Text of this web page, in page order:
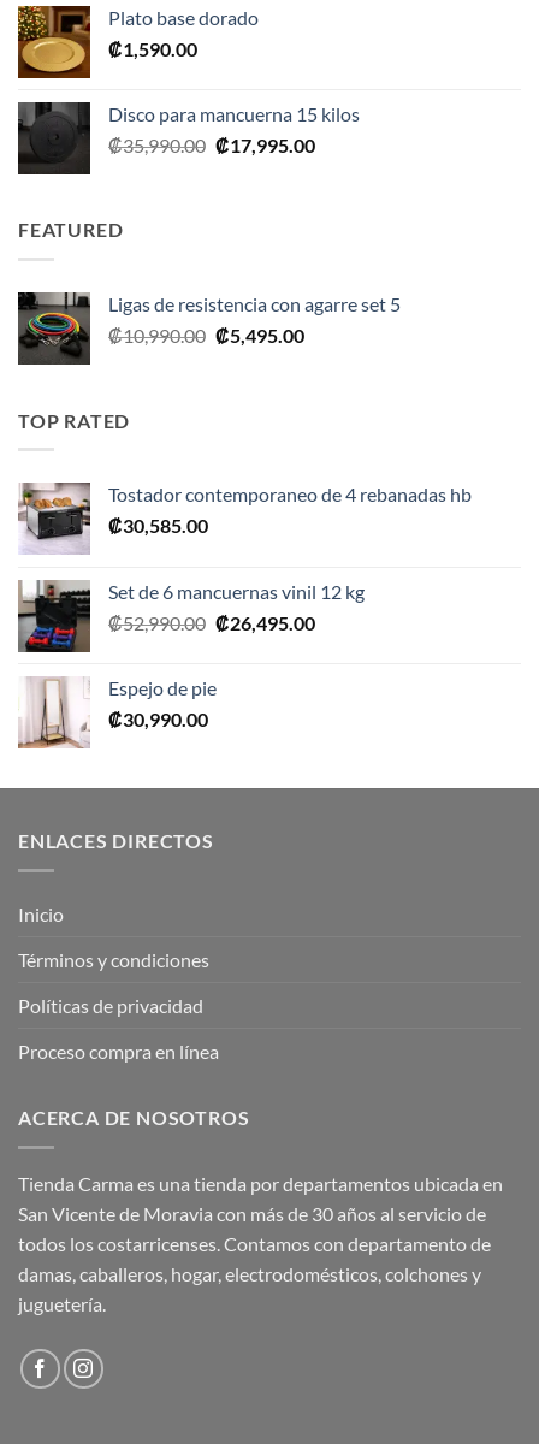
era:
Plato base dorado
₡1,590.00
Disco para mancuerna 15 kilos
₡35,990.00 El
₡17,995.00El
FEATURED
Ligas de resistencia con agarre set 5
₡10,990.00 El
₡5,495.00El
TOP RATED
Tostador contemporaneo de 4 rebanadas hb
₡30,585.00
Set de 6 mancuernas vinil 12 kg
₡52,990.00 El
era:
₡26,495.00El
Espejo de pie
₡30,990.00
ENLACES DIRECTOS
Inicio
Términos y condiciones
Políticas de privacidad
Proceso compra en línea
ACERCA DE NOSOTROS
Tienda Carma es una tienda por departamentos ubicada en
San Vicente de Moravia con más de 30 años al servicio de
todos los costarricenses. Contamos con departamento de
damas, caballeros, hogar, electrodomésticos, colchones y
juguetería.